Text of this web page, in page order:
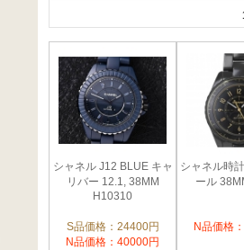
シャネル J12 BLUE キャ
リバー 12.1, 38MM
H10310
S品価格：24400円
N品価格：40000円
シャネル時
ール
N品価格